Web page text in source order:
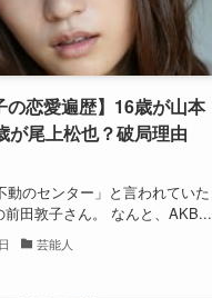
の恋愛遍歴】16歳が山本
が尾上松也？破局理由
動のセンター」と言われていた
前田敦子さん。 なんと、AKB...
芸能人